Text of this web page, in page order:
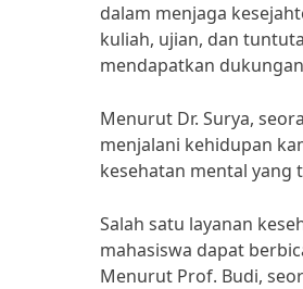
dalam menjaga
kuliah, ujian, dan
mendapatkan
Menurut Dr. Surya,
menjalani kehidupan
kesehatan mental yang
Salah satu layanan
mahasiswa dapat
Menurut Prof. Budi,